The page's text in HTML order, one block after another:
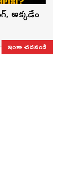
అక్కడేం
ఇంకా చదవండి